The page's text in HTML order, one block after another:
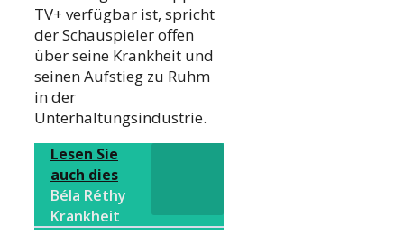
TV+ verfügbar ist, spricht
der Schauspieler offen
über seine Krankheit und
seinen Aufstieg zu Ruhm
in der
Unterhaltungsindustrie.
Lesen Sie
auch dies
Béla Réthy
Krankheit